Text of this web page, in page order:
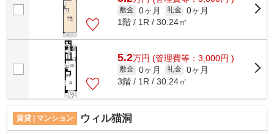
敷金 0ヶ月 礼金 0ヶ月
1階 / 1R / 30.24㎡
5.2万円 (管理費等：3,000円 )
敷金 0ヶ月 礼金 0ヶ月
3階 / 1R / 30.24㎡
賃貸 | マンション ウィル猫洞